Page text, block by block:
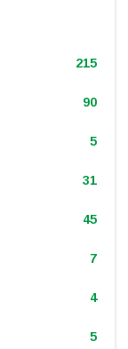
215
90
5
31
45
7
4
5